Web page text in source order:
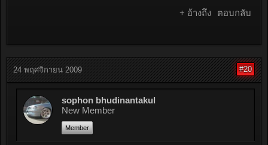
+ อ้างถึง ตอบกลับ
24 พฤศจิกายน 2009 #20
sophon bhudinantakul
New Member
Member